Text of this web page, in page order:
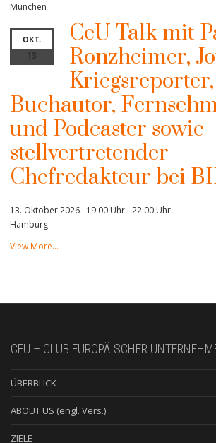
München
OKT.
13
CeU Talk mit
Ronzheimer,
Kriegsreporter,
Buchautor,
und Podcaster sowie
stellvertretender
Chefredakteur bei
13. Oktober 2026 · 19:00 Uhr-22:00 Uhr
Hamburg
View More…
CEU – CLUB EUROPÄISCHER
ÜBERBLICK
ABOUT US (engl. Vers.)
ZIELE